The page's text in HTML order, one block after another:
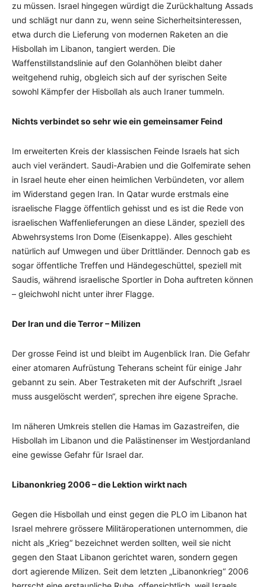
zu müssen. Israel hingegen würdigt die Zurückhaltung Assads
und schlägt nur dann zu, wenn seine Sicherheitsinteressen,
etwa durch die Lieferung von modernen Raketen an die
Hisbollah im Libanon, tangiert werden. Die
Waffenstillstandslinie auf den Golanhöhen bleibt daher
weitgehend ruhig, obgleich sich auf der syrischen Seite
sowohl Kämpfer der Hisbollah als auch Iraner tummeln.
Nichts verbindet so sehr wie ein gemeinsamer Feind
Im erweiterten Kreis der klassischen Feinde Israels hat sich
auch viel verändert. Saudi-Arabien und die Golfemirate sehen
in Israel heute eher einen heimlichen Verbündeten, vor allem
im Widerstand gegen Iran. In Qatar wurde erstmals eine
israelische Flagge öffentlich gehisst und es ist die Rede von
israelischen Waffenlieferungen an diese Länder, speziell des
Abwehrsystems Iron Dome (Eisenkappe). Alles geschieht
natürlich auf Umwegen und über Drittländer. Dennoch gab es
sogar öffentliche Treffen und Händegeschüttel, speziell mit
Saudis, während israelische Sportler in Doha auftreten können
– gleichwohl nicht unter ihrer Flagge.
Der Iran und die Terror – Milizen
Der grosse Feind ist und bleibt im Augenblick Iran. Die Gefahr
einer atomaren Aufrüstung Teherans scheint für einige Jahr
gebannt zu sein. Aber Testraketen mit der Aufschrift „Israel
muss ausgelöscht werden“, sprechen ihre eigene Sprache.
Im näheren Umkreis stellen die Hamas im Gazastreifen, die
Hisbollah im Libanon und die Palästinenser im Westjordanland
eine gewisse Gefahr für Israel dar.
Libanonkrieg 2006 – die Lektion wirkt nach
Gegen die Hisbollah und einst gegen die PLO im Libanon hat
Israel mehrere grössere Militäroperationen unternommen, die
nicht als „Krieg“ bezeichnet werden sollten, weil sie nicht
gegen den Staat Libanon gerichtet waren, sondern gegen
dort agierende Milizen. Seit dem letzten „Libanonkrieg“ 2006